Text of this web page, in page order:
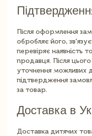
Після оформлення
обробляє його,
перевіряє наявність
продавця. Після
уточнення можливих
підтвердження
за товар.
Доставка в
Доставка дитячих